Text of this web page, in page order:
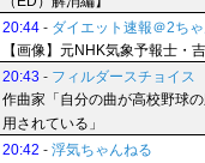
20:44 - ダイエット速報＠2ち
【画像】元NHK気象予報士
20:43 - フィルダースチョイス
作曲家「自分の曲が高校野球
用されている」
20:42 - 浮気ちゃんねる